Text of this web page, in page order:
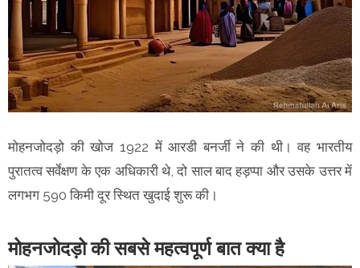
मोहनजोदड़ो की खोज 1922 में आरडी बनर्जी ने की थी। वह भारतीय
पुरातत्व सर्वेक्षण के एक अधिकारी थे, दो साल बाद हड़प्पा और उसके उत्तर में
लगभग 590 किमी दूर स्थित खुदाई शुरू की।
मोहनजोदड़ो की सबसे महत्वपूर्ण बात क्या है